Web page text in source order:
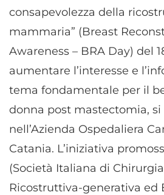
consapevolezza della
mammaria” (Breast
Awareness – BRA Day) del
aumentare l’interesse e
tema fondamentale per il
donna post mastectomia, si
nell’Azienda Ospedaliera
Catania. L’iniziativa
(Società Italiana di
Ricostruttiva-generativa ed